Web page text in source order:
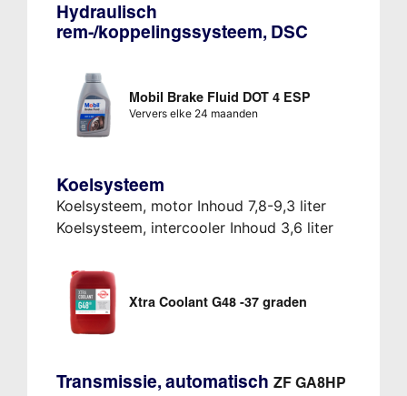
Hydraulisch
rem-/koppelingssysteem, DSC
Mobil Brake Fluid DOT 4 ESP
Ververs elke 24 maanden
Koelsysteem
Koelsysteem, motor Inhoud 7,8-9,3 liter
Koelsysteem, intercooler Inhoud 3,6 liter
Xtra Coolant G48 -37 graden
Transmissie, automatisch ZF GA8HP